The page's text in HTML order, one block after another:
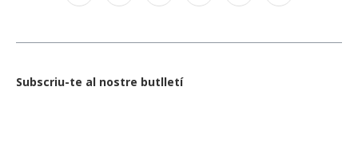
Subscriu-te al nostre butlletí